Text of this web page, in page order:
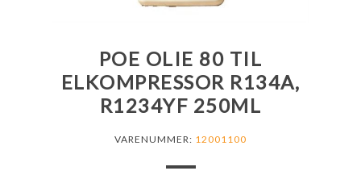
POE OLIE 80 TIL
ELKOMPRESSOR R134A,
R1234YF 250ML
VARENUMMER: 12001100